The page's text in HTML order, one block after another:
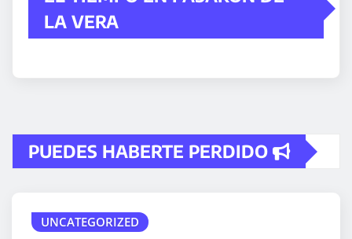
LA VERA
PUEDES HABERTE PERDIDO
UNCATEGORIZED